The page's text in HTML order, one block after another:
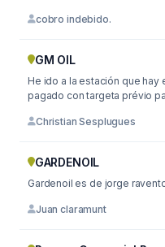
cobro indebido.
GM OIL
He ido a la estación que hay
pagado con targeta prévio
Christian Sesplugues
GARDENOIL
Gardenoil es de jorge
Juan claramunt